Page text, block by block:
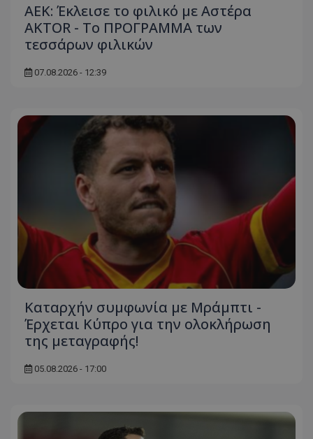
ΑΕΚ: Έκλεισε το φιλικό με Αστέρα
AKTOR - Το ΠΡΟΓΡΑΜΜΑ των
τεσσάρων φιλικών
07.08.2026 - 12:39
Καταρχήν συμφωνία με Μράμπτι -
Έρχεται Κύπρο για την ολοκλήρωση
της μεταγραφής!
05.08.2026 - 17:00